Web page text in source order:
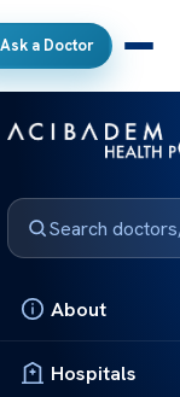
Ask a Doctor
About
Hospitals